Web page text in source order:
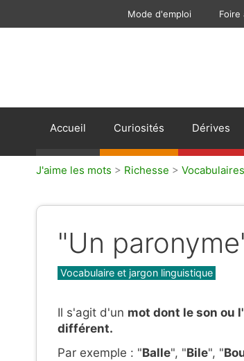
Mode d'emploi Foire
Accueil Curiosités Dérives
J'aime les mots > Richesse >
"Un
Catégories
Vocabulaire et jargon linguistique
Il s'agit d'un mot dont le son ou
différent.
Par exemple : "Balle", "Bile", "